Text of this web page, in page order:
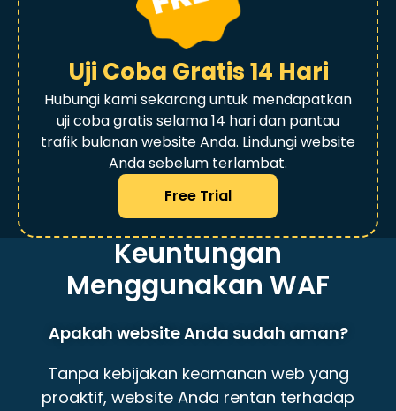
Uji Coba Gratis 14 Hari
Hubungi kami sekarang untuk mendapatkan
uji coba gratis selama 14 hari dan pantau
trafik bulanan website Anda. Lindungi website
Anda sebelum terlambat.
Free Trial
Keuntungan
Menggunakan WAF
Apakah website Anda sudah aman?
Tanpa kebijakan keamanan web yang
proaktif, website Anda rentan terhadap